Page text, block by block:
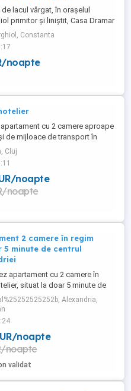
lacul vărgat, în orașelul
primitor și liniștit, Casa Dramar
porțile cu mult entuziasm și
a oferi oaspeților vacanțe de
Dramar vă pune la dispoziție
confortabile și moderne.
Constanta
noapte
cu 2 camere aproape
de mijloace de transport în
Cluj
noapte
noapte
2 camere în regim
5 minute de centrul
apartament cu 2 camere în
situat la doar 5 minute de
Alexandria.
este la parter și este
și utilat, fiind potrivit atât
în interes de serviciu. Oferă
și toate ...
Alexandria,
noapte
noapte
validat